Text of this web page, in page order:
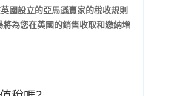
國設立的亞馬遜賣家的稅收規則
為您在英國的銷售收取和繳納增